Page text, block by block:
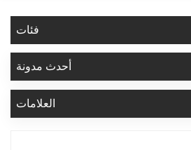
فئات
أحدث مدونة
العلامات